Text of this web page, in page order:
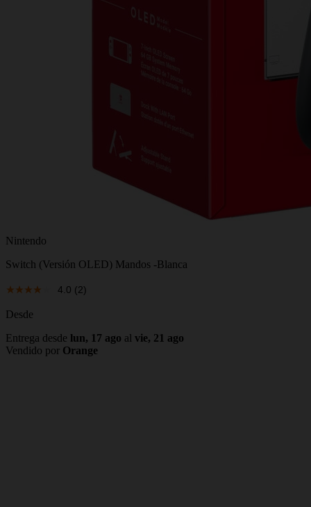
Nintendo
Switch (Versión OLED) Mandos -Blanca
4.0 (2)
Desde
Entrega desde lun, 17 ago al vie, 21 ago
Vendido por Orange